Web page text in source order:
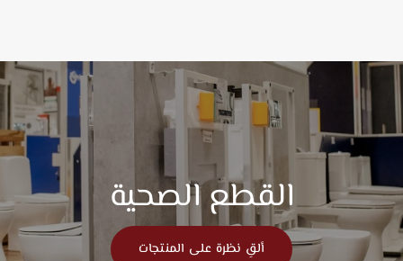
القطع الصحية
ألقِ نظرة على المنتجات